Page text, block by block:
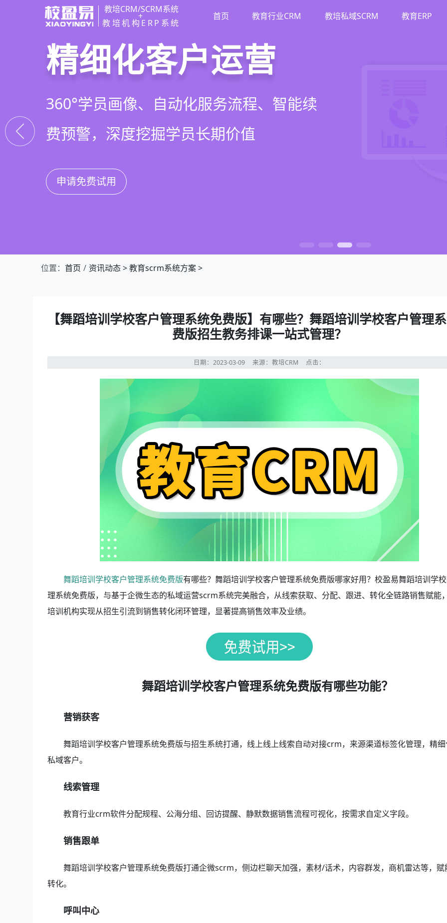
教培CRM/SCRM系统
+
教培机构ERP系统
首页 教育行业CRM 教培私域SCRM 教育ERP
教培行业CRM
以学员为中心，打通从引流、转化、教学到
复购转介绍的全生命周期增长引擎
申请免费试用
智能销售漏斗
线索自动分配、标准化跟单、试听转化分
析，打造高绩效招生团队
申请免费试用
精细化客户运营
360°学员画像、自动化服务流程、智能续
费预警，深度挖掘学员长期价值
申请免费试用
私域招生与裂变
集成企微SCRM、小程序商城、丰富裂变工
具，实现低成本口碑增长
申请免费试用
位置： 首页 资讯动态>教育scrm系统方案>
【舞蹈培训学校客户管理系统免费版】有哪些？舞蹈培训学校客户管理
费版招生教务排课一站式管理？
日期：2023-03-09来源：教培CRM 点击：
舞蹈培训学校客户管理系统免费版有哪些？舞蹈培训学校客户管理系统免费版哪家好用？校盈易舞蹈培训学
理系统免费版，与基于企微生态的私域运营scrm系统完美融合，从线索获取、分配、跟进、转化全链路销售赋能
培训机构实现从招生引流到销售转化闭环管理，显著提高销售效率及业绩。
舞蹈培训学校客户管理系统免费版有哪些功能？
营销获客
舞蹈培训学校客户管理系统免费版与招生系统打通，线上线上线索自动对接crm，来源渠道标签化管理，精
私域客户。
线索管理
教育行业crm软件分配规程、公海分组、回访提醒、静默数据销售流程可视化，按需求自定义字段。
销售跟单
舞蹈培训学校客户管理系统免费版打通企微scrm，侧边栏聊天加强，素材/话术，内容群发，商机雷达等，赋
转化。
呼叫中心